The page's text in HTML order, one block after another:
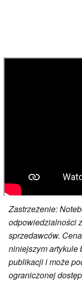
Zastrzeżenie:
odpowiedzialności
sprzedawców.
niniejszym artykule
publikacji i może
ograniczonej